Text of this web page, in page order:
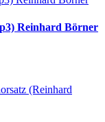
Reinhard Börner